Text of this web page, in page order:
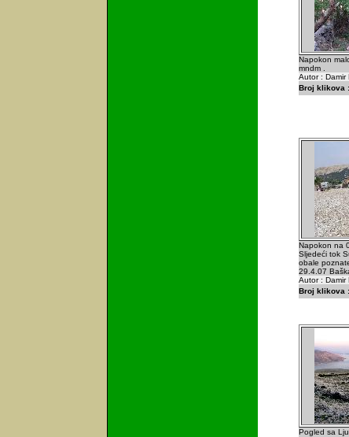
Napokon
mndm .
Autor : Damir
Broj klikova :
Napokon na
Sljedeći tok
obale
29.4.07
Autor : Damir
Broj klikova :
Pogled sa